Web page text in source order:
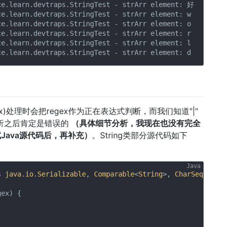
- strArr element: 好
- strArr element: w
- strArr element: o
- strArr element: r
- strArr element: l
理时会把regex作为正在表达式判断，而我们知道"|"
之后肯定是错误的
（具体细节分析，我现在也没有完全
源代码后，再补充） 。String类部分源代码如下
java. io. Serializable, Comparable<String>, CharSequence
{